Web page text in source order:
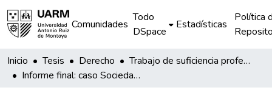
Comunidades
Todo
DSpace
Estadísticas
Política
Inicio Tesis Derecho
Trabajo de suficiencia profesional
Informe final: caso Sociedad minera Austria Duvaz S.A.C. vs el Sr. De La Cruz Paucar